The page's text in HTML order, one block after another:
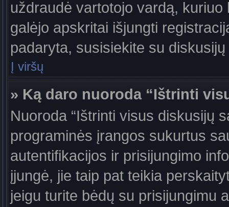
uždraudė vartotojo vardą,
galėjo apskritai išjungti
padaryta, susisiekite su
Į viršų
» Ką daro nuoroda “Ištrinti
Nuoroda “Ištrinti visus diskusijų
programinės įrangos sukurtus
autentifikacijos ir prisijungimo
įjungė, jie taip pat teikia
jeigu turite bėdų su prisijungimu